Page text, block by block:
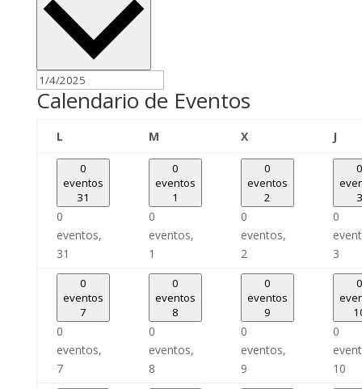
Calendario de Eventos
L Mmartes Xmiércoles J
0
eventos
31
0
eventos,
31
0
eventos
1
0
eventos,
1
0
eventos
2
0
eventos,
2
0
3
0
3
0
eventos
7
0
eventos,
7
0
eventos
8
0
eventos,
8
0
eventos
9
0
eventos,
9
0
0
10